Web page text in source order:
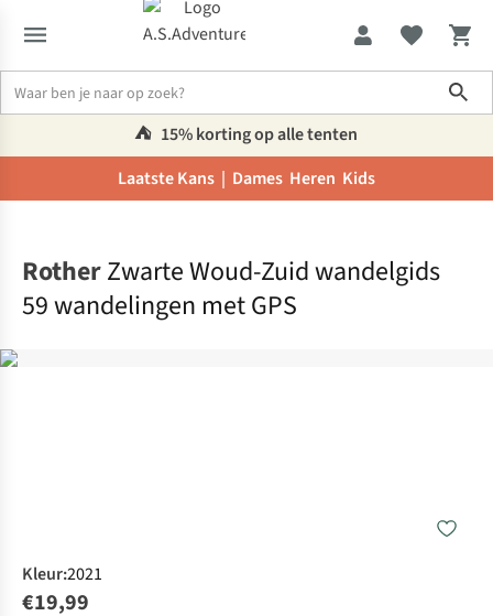
⛺️ 15% korting op alle tenten
Laatste Kans | Dames Heren Kids
RotherZwarte Woud-Zuid wandelgids
59 wandelingen met GPS
Kleur:2021
€19,99